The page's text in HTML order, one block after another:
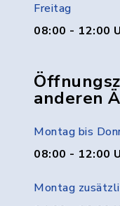
Freitag
08:00 - 12:00
anderen
Montag bis
08:00 - 12:00
Montag